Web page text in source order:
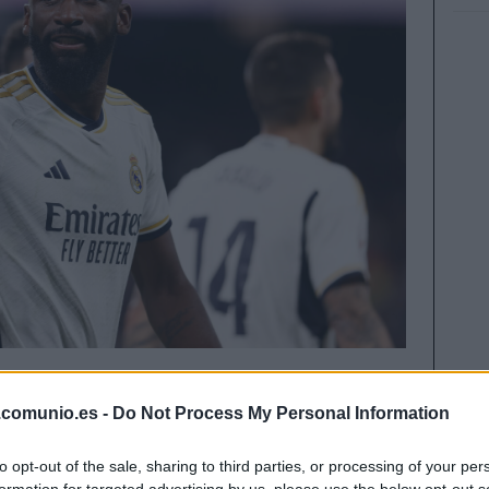
- Do Not Process My Personal Information
opt-out of the sale, sharing to third parties, or processing of your
varios jugadores lesionados como Rüdiger
a continuación.